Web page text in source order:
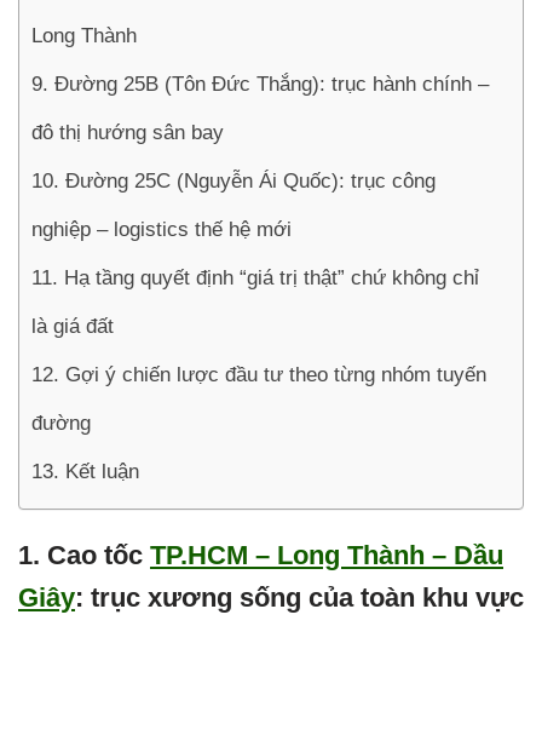
Long Thành
9. Đường 25B (Tôn Đức Thắng): trục hành chính –
đô thị hướng sân bay
10. Đường 25C (Nguyễn Ái Quốc): trục công
nghiệp – logistics thế hệ mới
11. Hạ tầng quyết định “giá trị thật” chứ không chỉ
là giá đất
12. Gợi ý chiến lược đầu tư theo từng nhóm tuyến
đường
13. Kết luận
1. Cao tốc TP.HCM – Long Thành – Dầu
Giây: trục xương sống của toàn khu vực